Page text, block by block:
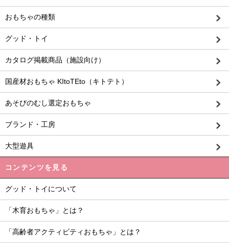
おもちゃの種類
グッド・トイ
カタログ掲載商品（施設向け）
国産材おもちゃ KItoTEto（キトテト）
あそびのむし選定おもちゃ
ブランド・工房
大型遊具
コンテンツを見る
グッド・トイについて
「木育おもちゃ」とは？
「高齢者アクティビティおもちゃ」とは？